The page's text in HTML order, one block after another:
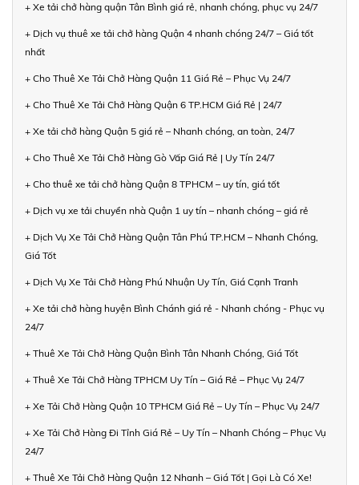
+ Xe tải chở hàng quận Tân Bình giá rẻ, nhanh chóng, phục vụ 24/7
+ Dịch vụ thuê xe tải chở hàng Quận 4 nhanh chóng 24/7 – Giá tốt
nhất
+ Cho Thuê Xe Tải Chở Hàng Quận 11 Giá Rẻ – Phục Vụ 24/7
+ Cho Thuê Xe Tải Chở Hàng Quận 6 TP.HCM Giá Rẻ | 24/7
+ Xe tải chở hàng Quận 5 giá rẻ – Nhanh chóng, an toàn, 24/7
+ Cho Thuê Xe Tải Chở Hàng Gò Vấp Giá Rẻ | Uy Tín 24/7
+ Cho thuê xe tải chở hàng Quận 8 TPHCM – uy tín, giá tốt
+ Dịch vụ xe tải chuyển nhà Quận 1 uy tín – nhanh chóng – giá rẻ
+ Dịch Vụ Xe Tải Chở Hàng Quận Tân Phú TP.HCM – Nhanh Chóng,
Giá Tốt
+ Dịch Vụ Xe Tải Chở Hàng Phú Nhuận Uy Tín, Giá Cạnh Tranh
+ Xe tải chở hàng huyện Bình Chánh giá rẻ - Nhanh chóng - Phục vụ
24/7
+ Thuê Xe Tải Chở Hàng Quận Bình Tân Nhanh Chóng, Giá Tốt
+ Thuê Xe Tải Chở Hàng TPHCM Uy Tín – Giá Rẻ – Phục Vụ 24/7
+ Xe Tải Chở Hàng Quận 10 TPHCM Giá Rẻ – Uy Tín – Phục Vụ 24/7
+ Xe Tải Chở Hàng Đi Tỉnh Giá Rẻ – Uy Tín – Nhanh Chóng – Phục Vụ
24/7
+ Thuê Xe Tải Chở Hàng Quận 12 Nhanh – Giá Tốt | Gọi Là Có Xe!